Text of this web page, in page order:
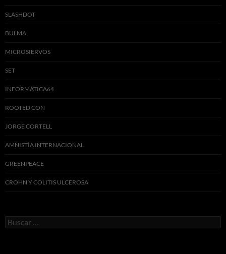
SLASHDOT
BULMA
MICROSIERVOS
SET
INFORMÁTICA64
ROOTED CON
JORGE CORTELL
AMNISTÍA INTERNACIONAL
GREENPEACE
CROHN Y COLITIS ULCEROSA
Buscar: